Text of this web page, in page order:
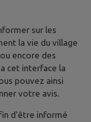
sur les
la vie du village
ou encore des
cet interface la
pouvez ainsi
votre avis.
d'être informé